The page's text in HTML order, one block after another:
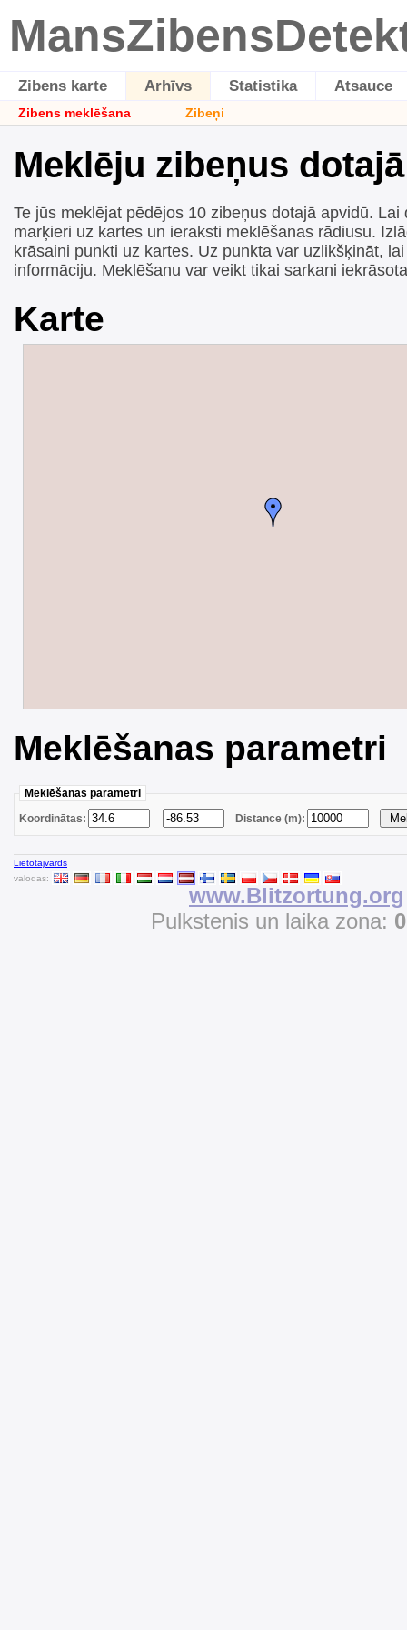
Zibens karte Arhīvs Statistika Atsauce
Zibens meklēšana Zibeņi
Meklēju zibeņus
Te jūs meklējat pēdējos 10 zibeņus dotajā apvidū.
marķieri uz kartes un ieraksti meklēšanas rādiusu.
krāsaini punkti uz kartes. Uz punkta var uzlikšķināt,
informāciju. Meklēšanu var veikt tikai sarkani
Karte
Meklēšanas parametri
Meklēšanas parametri
Koordinātas:
Distance (m):
Lietotājvārds
valodas:
www.Blitzortung.org
Pulkstenis un laika zona: